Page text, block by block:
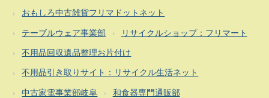
おもしろ中古雑貨フリマドットネット
テーブルウェア事業部 リサイクルショップ：フリマート
不用品回収遺品整理お片付け
不用品引き取りサイト：リサイクル生活ネット
中古家電事業部岐阜 和食器専門通販部